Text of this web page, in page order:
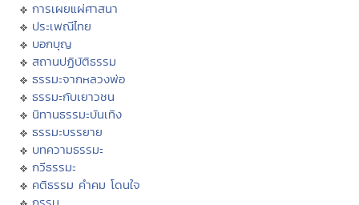
การเผยแผ่ศาสนา
ประเพณีไทย
บอกบุญ
สถานปฏิบัติธรรม
ธรรมะจากหลวงพ่อ
ธรรมะกับเยาวชน
นิทานธรรมะบันเทิง
ธรรมะบรรยาย
บทความธรรมะ
กวีธรรมะ
คติธรรม คำคม โดนใจ